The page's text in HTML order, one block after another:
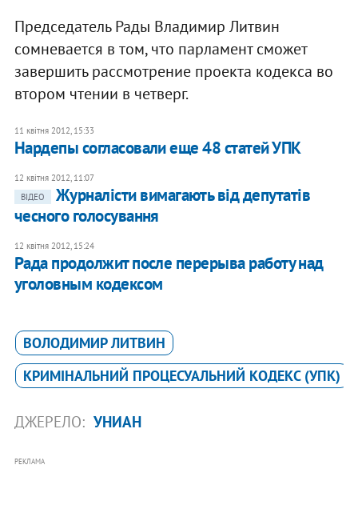
Председатель Рады Владимир Литвин
сомневается в том, что парламент сможет
завершить рассмотрение проекта кодекса во
втором чтении в четверг.
11 квітня 2012, 15:33
Нардепы согласовали еще 48 статей УПК
12 квітня 2012, 11:07
ВІДЕО
Журналісти вимагають від депутатів
чесного голосування
12 квітня 2012, 15:24
Рада продолжит после перерыва работу над
уголовным кодексом
ВОЛОДИМИР ЛИТВИН
КРИМІНАЛЬНИЙ ПРОЦЕСУАЛЬНИЙ КОДЕКС (УПК)
ДЖЕРЕЛО: УНИАН
РЕКЛАМА